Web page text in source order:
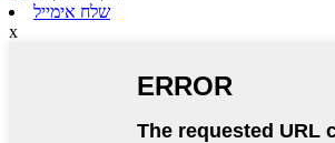
שלח אימייל
x